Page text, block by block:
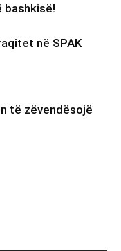
bashkisë!
në SPAK
të zëvendësojë